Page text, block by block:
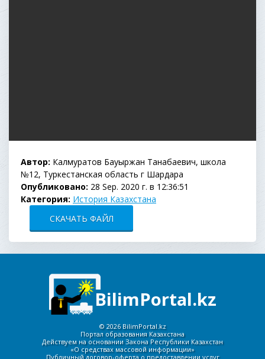
Автор: Калмуратов Бауыржан Танабаевич, школа
№12, Туркестанская область г Шардара
Опубликовано: 28 Sep. 2020 г. в 12:36:51
Категория: История Казахстана
СКАЧАТЬ ФАЙЛ
BilimPortal.kz
©2026 BilimPortal.kz
Портал образования Казахстана
Действуем на основании Закона Республики Казахстан
«О средствах массовой информации»
Публичный договор-оферта о предоставлении услуг